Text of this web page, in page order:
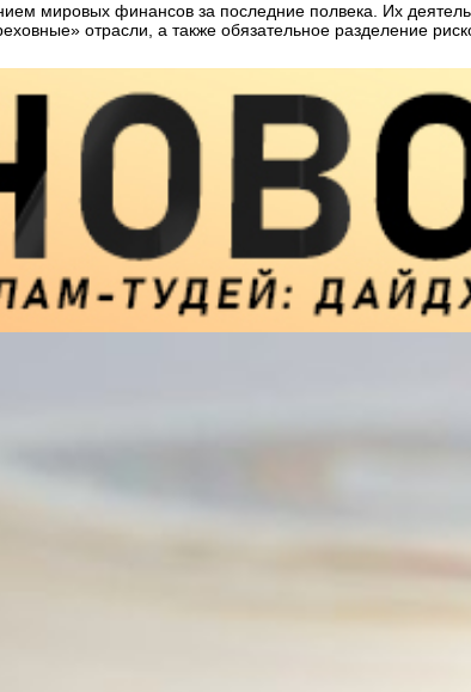
мировых финансов за последние полвека. Их
отрасли, а также обязательное разделение